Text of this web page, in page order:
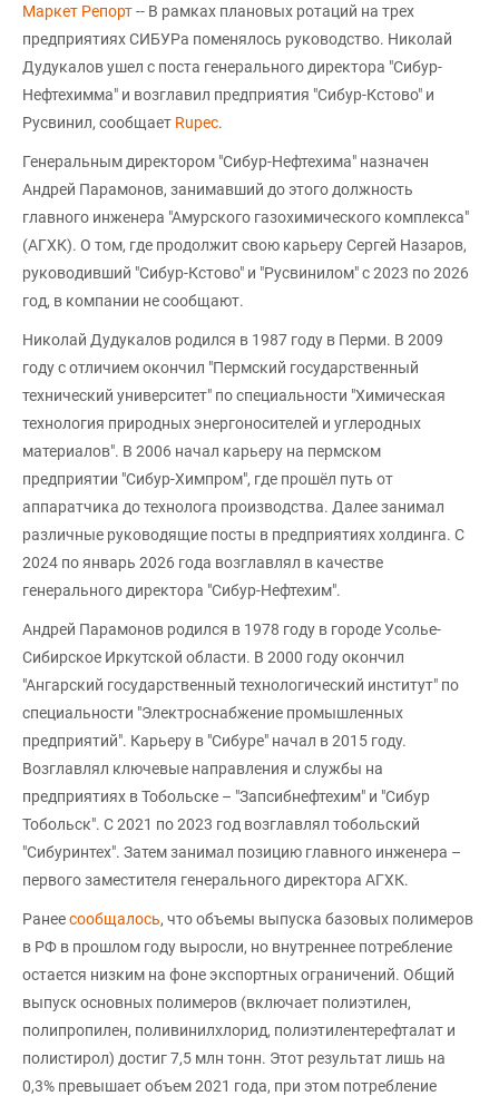
Маркет Репорт-- В рамках плановых ротаций на трех
предприятиях СИБУРа поменялось руководство. Николай
Дудукалов ушел с поста генерального директора "Сибур-
Нефтехимма" и возглавил предприятия "Сибур-Кстово" и
Русвинил, сообщает Rupec.
Генеральным директором "Сибур-Нефтехима" назначен
Андрей Парамонов, занимавший до этого должность
главного инженера "Амурского газохимического комплекса"
(АГХК). О том, где продолжит свою карьеру Сергей Назаров,
руководивший "Сибур-Кстово" и "Русвинилом" с 2023 по 2026
год, в компании не сообщают.
Николай Дудукалов родился в 1987 году в Перми. В 2009
году с отличием окончил "Пермский государственный
технический университет" по специальности "Химическая
технология природных энергоносителей и углеродных
материалов". В 2006 начал карьеру на пермском
предприятии "Сибур-Химпром", где прошёл путь от
аппаратчика до технолога производства. Далее занимал
различные руководящие посты в предприятиях холдинга. C
2024 по январь 2026 года возглавлял в качестве
генерального директора "Сибур-Нефтехим".
Андрей Парамонов родился в 1978 году в городе Усолье-
Сибирское Иркутской области. В 2000 году окончил
"Ангарский государственный технологический институт" по
специальности "Электроснабжение промышленных
предприятий". Карьеру в "Сибуре" начал в 2015 году.
Возглавлял ключевые направления и службы на
предприятиях в Тобольске – "Запсибнефтехим" и "Сибур
Тобольск". С 2021 по 2023 год возглавлял тобольский
"Сибуринтех". Затем занимал позицию главного инженера –
первого заместителя генерального директора АГХК.
Ранеесообщалось, что объемы выпуска базовых полимеров
в РФ в прошлом году выросли, но внутреннее потребление
остается низким на фоне экспортных ограничений. Общий
выпуск основных полимеров (включает полиэтилен,
полипропилен, поливинилхлорид, полиэтилентерефталат и
полистирол) достиг 7,5 млн тонн. Этот результат лишь на
0,3% превышает объем 2021 года, при этом потребление